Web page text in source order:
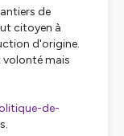
de
citoyen à
d'origine.
mais
de-